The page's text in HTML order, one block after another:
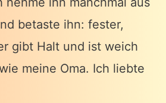
betaste ihn: fester,
gibt Halt und ist weich
meine Oma. Ich liebte